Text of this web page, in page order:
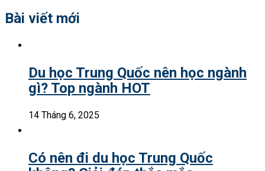
Bài viết mới
Du học Trung Quốc nên học ngành
gì? Top ngành HOT
14 Tháng 6, 2025
Có nên đi du học Trung Quốc